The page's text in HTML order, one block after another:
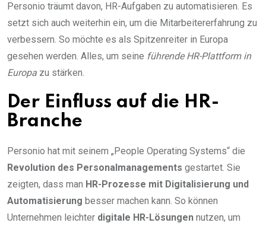
Personio träumt davon, HR-Aufgaben zu automatisieren. Es
setzt sich auch weiterhin ein, um die Mitarbeitererfahrung zu
verbessern. So möchte es als Spitzenreiter in Europa
gesehen werden. Alles, um seine führende HR-Plattform in
Europa zu stärken.
Der Einfluss auf die HR-
Branche
Personio hat mit seinem „People Operating Systems“ die
Revolution des Personalmanagements gestartet. Sie
zeigten, dass man HR-Prozesse mit Digitalisierung und
Automatisierung besser machen kann. So können
Unternehmen leichter digitale HR-Lösungen nutzen, um